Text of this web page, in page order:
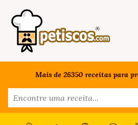
Mais de 26350 receitas para